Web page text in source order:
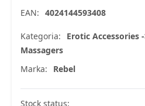
EAN: 4024144593408
Kategoria:
Erotic Accessories
Massagers
Marka:
Rebel
Stock status: